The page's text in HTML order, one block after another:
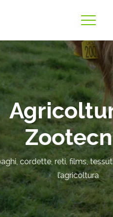
e
tessuti e accessori per